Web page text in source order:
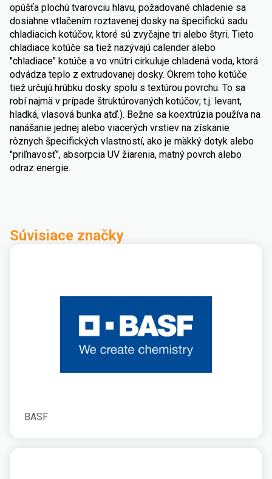
opúšťa plochú tvarovciu hlavu, požadované chladenie sa
dosiahne vtlačením roztavenej dosky na špecifickú sadu
chladiacich kotúčov, ktoré sú zvyčajne tri alebo štyri. Tieto
chladiace kotúče sa tiež nazývajú calender alebo
"chladiace" kotúče a vo vnútri cirkuluje chladená voda, ktorá
odvádza teplo z extrudovanej dosky. Okrem toho kotúče
tiež určujú hrúbku dosky spolu s textúrou povrchu. To sa
robí najmä v prípade štruktúrovaných kotúčov; t.j. levant,
hladká, vlasová bunka atď.). Bežne sa koextrúzia používa na
nanášanie jednej alebo viacerých vrstiev na získanie
rôznych špecifických vlastností, ako je mäkký dotyk alebo
"priľnavosť", absorpcia UV žiarenia, matný povrch alebo
odraz energie.
Súvisiace značky
BASF